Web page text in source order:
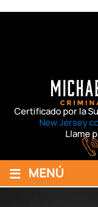
Certificado por la
New Jersey
Llame
≡ MENÚ